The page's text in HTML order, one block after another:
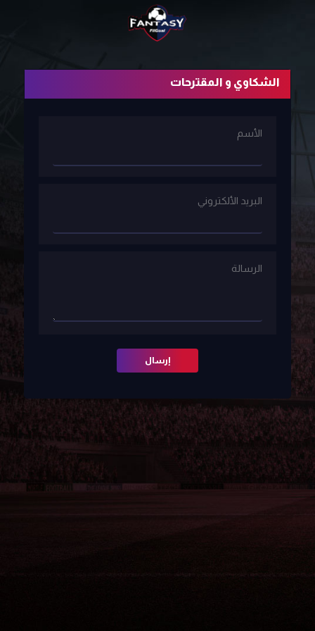
الشكاوي و المقترحات
الأسم
البريد الألكتروني
الرسالة
إرسال